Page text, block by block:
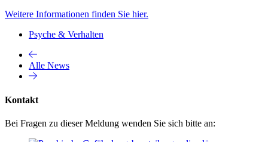
Weitere Informationen finden Sie hier.
Psyche & Verhalten
Alle News
Kontakt
Bei Fragen zu dieser Meldung wenden Sie sich bitte an: